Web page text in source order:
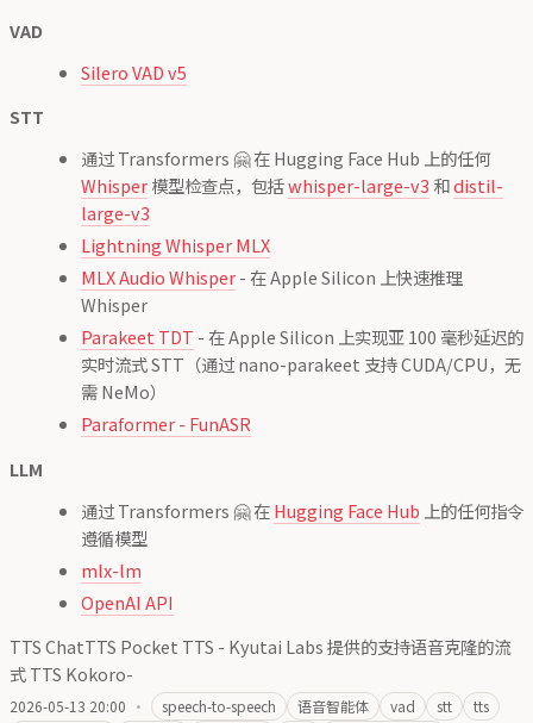
VAD
Silero VAD v5
STT
通过 Transformers 🤗 在 Hugging Face Hub 上的任何
Whisper模型检查点，包括whisper-large-v3 和distil-
large-v3
Lightning Whisper MLX
MLX Audio Whisper- 在 Apple Silicon 上快速推理
Whisper
Parakeet TDT - 在 Apple Silicon 上实现亚 100 毫秒延迟的
实时流式 STT（通过 nano-parakeet 支持 CUDA/CPU，无
需 NeMo）
Paraformer - FunASR
LLM
通过 Transformers 🤗 在Hugging Face Hub 上的任何指令
遵循模型
mlx-lm
OpenAI API
TTS ChatTTS Pocket TTS - Kyutai Labs 提供的支持语音克隆的流
式 TTS Kokoro-
2026-05-13 20:00 · speech-to-speech 语音智能体 vad stt tts